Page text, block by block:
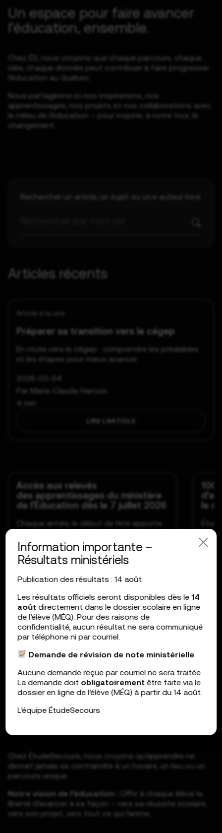
Un espace pour faire avancer
l’éducation, ensemble.
Chez ÉS, nous croyons que chaque parcours, chaque
idée, chaque donnée peut contribuer à faire progresser
l’éducation au Québec.
Nous partageons ici nos inspirations, nos
apprentissages, nos projets et nos collaborations avec
le milieu de l’éducation – pour inspirer, à notre tour, le
changement.
Rechercher un article, un sujet ou un·e auteur·trice
Articles récents
Article à la une
Préparer sa transition vers le cégep
En route vers le cégep : comprendre les préalables
et les étapes pour mieux avancer.
2026-02-04
Par Marie-Claude Harnois
4 min
LIRE L’ARTICLE
Accès aux relevés
des apprentissages du ministère
de l’Éducation dès le 7 juillet 2026
Chaque année, le début de l’été apporte
18 juin 2026
4 min
LIRE L’ARTICLE
le
ÉS donne à chaque élève le
Chez ÉtudeSecours, nous croyons qu’apprendre ne
devrait jamais se contraindre à un horaire, un lieu ou un
parcours unique.
Notre vision de l’éducation :
Offrir à chaque élève la
liberté d’avancer à sa façon – vers sa réussite scolaire,
vers son projet, vers tout ce qui l’anime.
Information importante –
Résultats ministériels
Publication des résultats : 14 août
Les résultats officiels seront disponibles dès le14
août directement dans le dossier scolaire en ligne
de l’élève (MÉQ). Pour des raisons de
confidentialité, aucun résultat ne sera communiqué
par téléphone ni par courriel.
Demande de révision de note ministérielle
Aucune demande reçue par courriel ne sera traitée.
La demande doit obligatoirement être faite via le
dossier en ligne de l’élève (MÉQ) à partir du 14 août.
L’équipe ÉtudeSecours